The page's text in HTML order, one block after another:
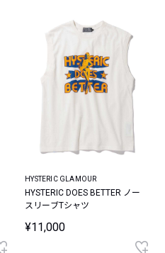
HYSTERIC GLAMOUR
HYSTERIC DOES BETTER ノー
スリーブTシャツ
¥11,000